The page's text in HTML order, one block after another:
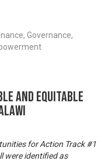
Governance,
and Equitable
for Action Track #1
were identified as